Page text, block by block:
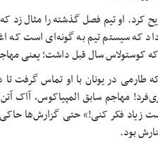
کرد. او تیم فصل گذشته را مثال زد
که سیستم تیم به گونه‌ای است که
که کوستولاس سال قبل داشت؛ یعنی
در یونان با او تماس گرفت تا
مهاجم سابق المپیاکوس، آاک
زیاد فکر کنی!» حتی گزارش‌ها
بود.